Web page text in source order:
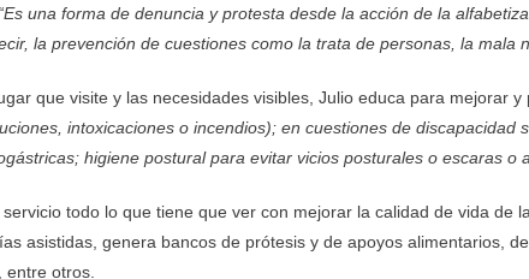
“Es una forma de denuncia y protesta desde la acción de la
la prevención de cuestiones como la trata de personas, la mala
que visite y las necesidades visibles, Julio educa para mejorar
intoxicaciones o incendios); en cuestiones de
higiene postural para evitar vicios posturales o escaras
servicio todo lo que tiene que ver con mejorar la calidad de vida
asistidas, genera bancos de prótesis y de apoyos alimentarios,
otros.